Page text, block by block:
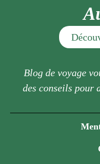
Blog de voyage
des conseils pour